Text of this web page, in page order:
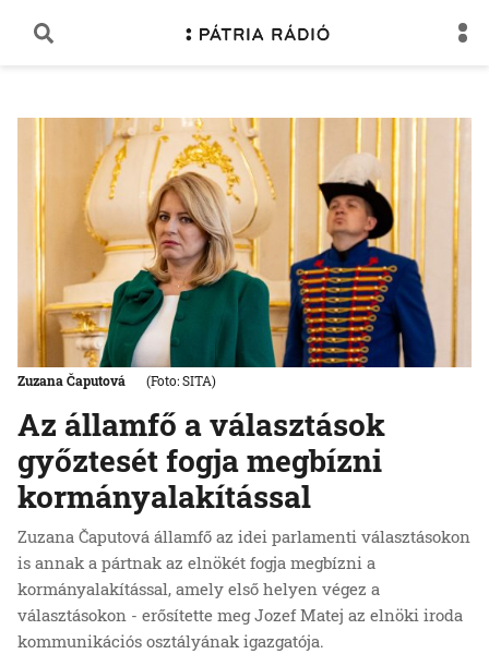
Az államfő a választások
győztesét fogja megbízni
kormányalakítással
Zuzana Čaputová államfő az idei parlamenti választásokon
is annak a pártnak az elnökét fogja megbízni a
kormányalakítással, amely első helyen végez a
választásokon - erősítette meg Jozef Matej az elnöki iroda
kommunikációs osztályának igazgatója.
Zuzana Čaputová (Foto: SITA)